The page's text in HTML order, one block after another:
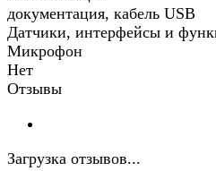
документация, кабель USB
Датчики, интерфейсы и
Микрофон
Нет
Отзывы
Загрузка отзывов...